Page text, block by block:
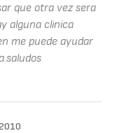
que otra vez sera
alguna clinica
me puede ayudar